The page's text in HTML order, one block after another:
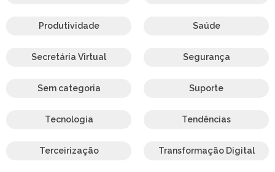
Produtividade Saúde
Secretária Virtual Segurança
Sem categoria Suporte
Tecnologia Tendências
Terceirização Transformação Digital